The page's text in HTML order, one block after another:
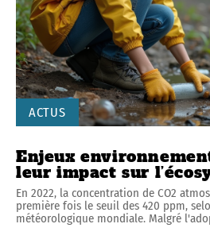
ACTUS
Enjeux
leur impact sur
En 2022, la concentration de CO2
première fois le seuil des 420 ppm,
météorologique mondiale. Malgré